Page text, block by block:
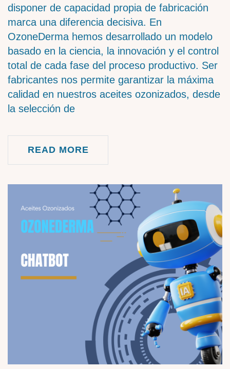
disponer de capacidad propia de fabricación
marca una diferencia decisiva. En
OzoneDerma hemos desarrollado un modelo
basado en la ciencia, la innovación y el control
total de cada fase del proceso productivo. Ser
fabricantes nos permite garantizar la máxima
calidad en nuestros aceites ozonizados, desde
la selección de
READ MORE